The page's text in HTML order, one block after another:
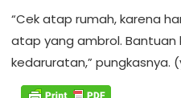
“Cek atap rumah, karena
atap yang ambrol.
kedaruratan,” pungkasnya.